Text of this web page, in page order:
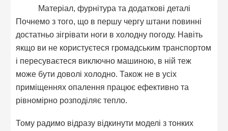
Матеріал, фурнітура та додаткові деталі
Почнемо з того, що в першу чергу штани повинні
достатньо зігрівати ноги в холодну погоду. Навіть
якщо ви не користуєтеся громадським транспортом
і пересуваєтеся виключно машиною, в ній теж
може бути доволі холодно. Також не в усіх
приміщеннях опалення працює ефективно та
рівномірно розподіляє тепло.
Тому радимо відразу відкинути моделі з тонких